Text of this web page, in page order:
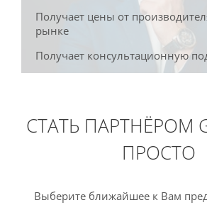
Получает цены от
рынке
Получает консультационную
СТАТЬ ПАРТНЁРОМ
ПРОСТО
Выберите ближайшее к Вам